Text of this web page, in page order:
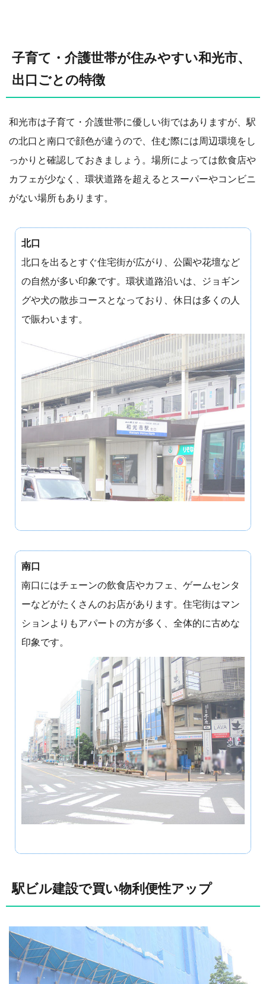
子育て・介護世帯が住みやすい和光市、
出口ごとの特徴
和光市は子育て・介護世帯に優しい街ではありますが、駅
の北口と南口で顔色が違うので、住む際には周辺環境をし
っかりと確認しておきましょう。場所によっては飲食店や
カフェが少なく、環状道路を超えるとスーパーやコンビニ
がない場所もあります。
北口
北口を出るとすぐ住宅街が広がり、公園や花壇など
の自然が多い印象です。環状道路沿いは、ジョギン
グや犬の散歩コースとなっており、休日は多くの人
で賑わいます。
南口
南口にはチェーンの飲食店やカフェ、ゲームセンタ
ーなどがたくさんのお店があります。住宅街はマン
ションよりもアパートの方が多く、全体的に古めな
印象です。
駅ビル建設で買い物利便性アップ